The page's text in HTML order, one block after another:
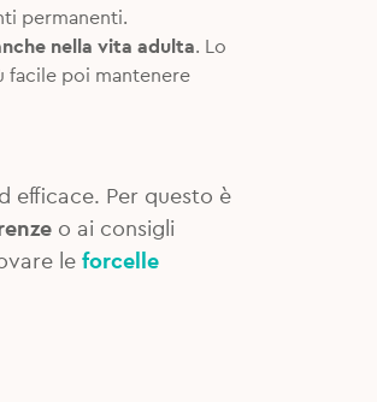
permanenti.
nella vita adulta. Lo
facile poi mantenere
efficace. Per questo è
o ai consigli
le forcelle